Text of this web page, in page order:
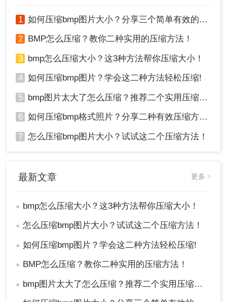
2、在“图像”菜单中选择“模式”，然后选择“索引
颜色”选项。
3、在弹出的对话框中设置颜色表（如“局部
（可感知）”）和颜色数量（如256色）。
4、点击“确定”按钮应用更改。
1 如何压缩bmp图片大小？分享三个简单有效的方法！
2 BMP怎么压缩？教你二种实用的压缩方法！
3 bmp怎么压缩大小？这3种方法帮你压缩大小！
4 如何压缩bmp图片？学会这二种方法轻松压缩!
5 bmp图片太大了怎么压缩？推荐二个实用压缩方法！
6 如何压缩bmp格式照片？分享二种有效压缩方法！
7 怎么压缩bmp图片大小？试试这二个压缩方法！
最新文章 更多 >
● bmp怎么压缩大小？这3种方法帮你压缩大小！
● 怎么压缩bmp图片大小？试试这二个压缩方法！
● 如何压缩bmp图片？学会这二种方法轻松压缩!
● BMP怎么压缩？教你二种实用的压缩方法！
● bmp图片太大了怎么压缩？推荐二个实用压缩方法！